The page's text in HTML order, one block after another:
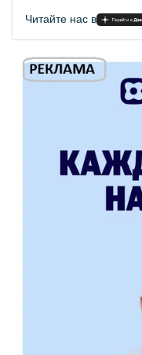
Читайте нас в